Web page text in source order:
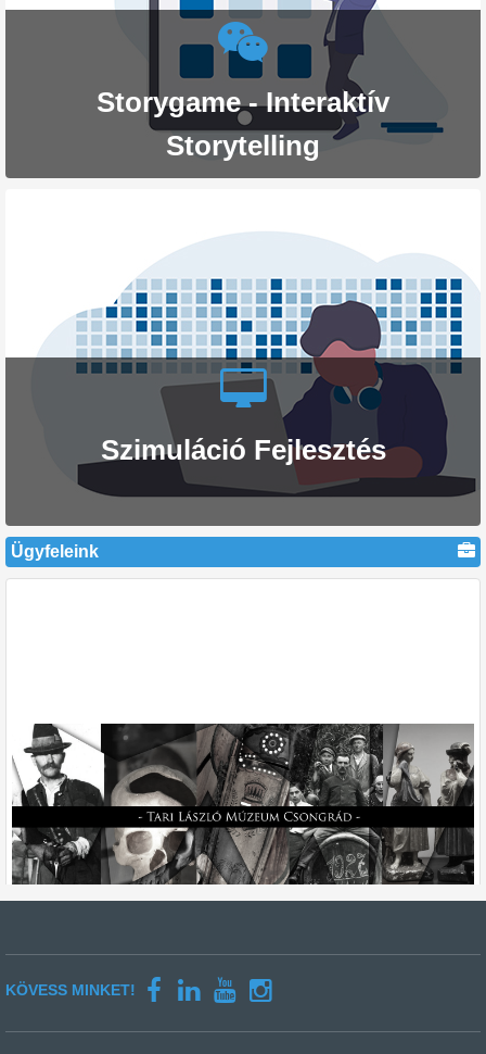
Storygame - Interaktív
Storytelling
Szimuláció Fejlesztés
Ügyfeleink
KÖVESS MINKET!